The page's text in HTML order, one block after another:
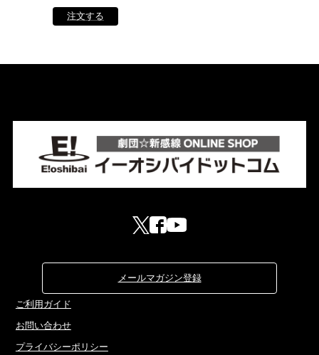
メールマガジン登録
ご利用ガイド
お問い合わせ
プライバシーポリシー